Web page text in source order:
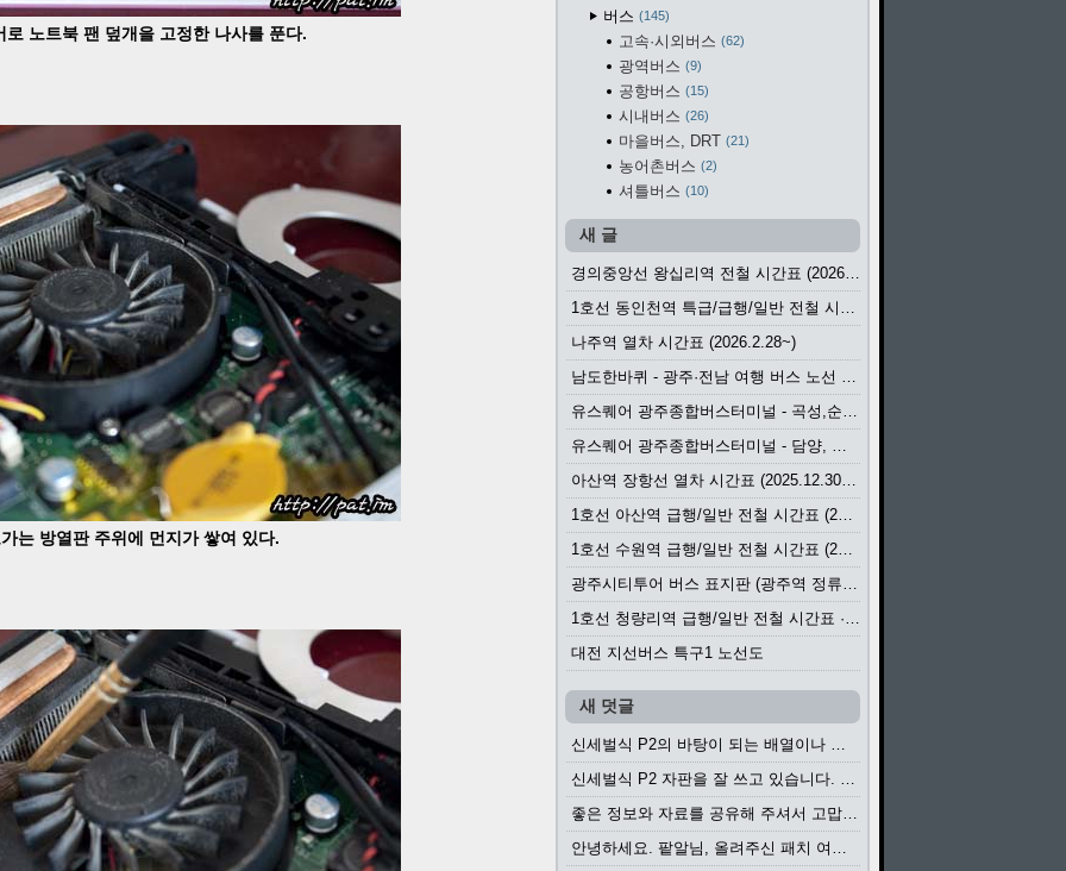
로 노트북 팬 덮개을 고정한 나사를 푼다.
는 방열판 주위에 먼지가 쌓여 있다.
버스 145
고속·시외버스 62
광역버스 9
공항버스 15
시내버스 26
마을버스, DRT 21
농어촌버스 2
셔틀버스 10
새 글
경의중앙선 왕십리역 전철 시간표 (2026.4.20~)
1호선 동인천역 특급/급행/일반 전철 시간표 (2026.2.28~)
나주역 열차 시간표 (2026.2.28~)
남도한바퀴 - 광주·전남 여행 버스 노선 (2026.3.1~5.31)
유스퀘어 광주종합버스터미널 - 곡성,순천／화순,보성,율포 방면 시외버스 시간표 (2026.1.31)
유스퀘어 광주종합버스터미널 - 담양, 순창, 남원, 무주, 장수, 거창, 대구 방면 시외버스 시간표 (2026...
아산역 장항선 열차 시간표 (2025.12.30 기준) (무궁화호, ITX-마음, 새마을호, 서해금빛열차)
1호선 아산역 급행/일반 전철 시간표 (2025.12.30~)
1호선 수원역 급행/일반 전철 시간표 (2025.12.30~)
광주시티투어 버스 표지판 (광주역 정류장) (2024?)
1호선 청량리역 급행/일반 전철 시간표 · 노선도 (2025.12.30~)
대전 지선버스 특구1 노선도
새 덧글
신세벌식 P2의 바탕이 되는 배열이나 주요 기능...
신세벌식 P2 자판을 잘 쓰고 있습니다. 쓰기 편리...
좋은 정보와 자료를 공유해 주셔서 고맙습니다....
안녕하세요. 팥알님, 올려주신 패치 여러모로 감사...